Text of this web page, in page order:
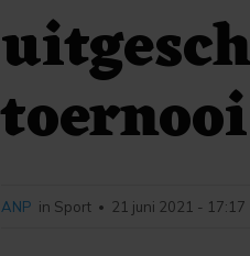
ANP in Sport • 21 juni 2021 - 17:17